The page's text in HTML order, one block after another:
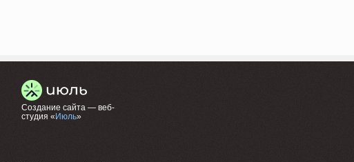
Создание сайта — веб-
студия « Июль»